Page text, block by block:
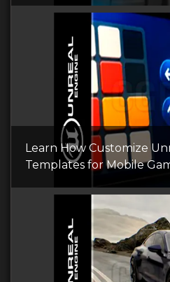
Learn How Customize
Templates for Mobile